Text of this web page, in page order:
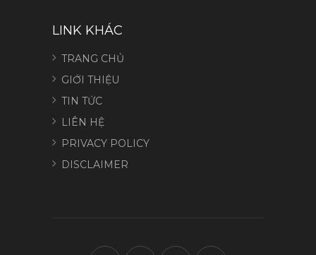
LINK KHÁC
TRANG CHỦ
GIỚI THIỆU
TIN TỨC
LIÊN HỆ
PRIVACY POLICY
DISCLAIMER